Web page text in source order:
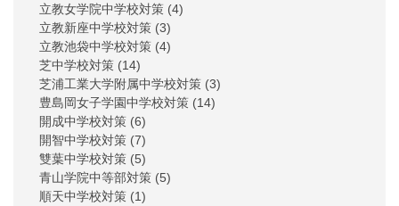
立教女学院中学校対策 (4)
立教新座中学校対策 (3)
立教池袋中学校対策 (4)
芝中学校対策 (14)
芝浦工業大学附属中学校対策 (3)
豊島岡女子学園中学校対策 (14)
開成中学校対策 (6)
開智中学校対策 (7)
雙葉中学校対策 (5)
青山学院中等部対策 (5)
順天中学校対策 (1)